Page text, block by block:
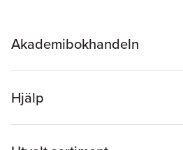
Akademibokhandeln
Hjälp